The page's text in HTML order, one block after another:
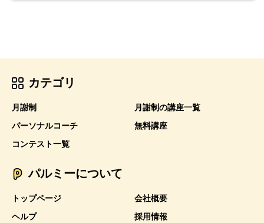
カテゴリ
月謝制
月謝制の講座一覧
パーソナルコーチ
無料講座
コンテスト一覧
パルミーについて
トップページ
会社概要
ヘルプ
採用情報